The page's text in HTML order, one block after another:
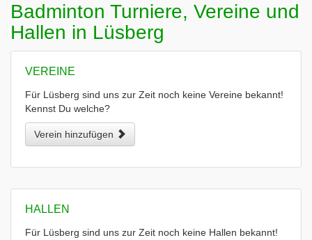
Badminton Turniere, Vereine und
Hallen in Lüsberg
VEREINE
Für Lüsberg sind uns zur Zeit noch keine Vereine bekannt!
Kennst Du welche?
Verein hinzufügen
HALLEN
Für Lüsberg sind uns zur Zeit noch keine Hallen bekannt!